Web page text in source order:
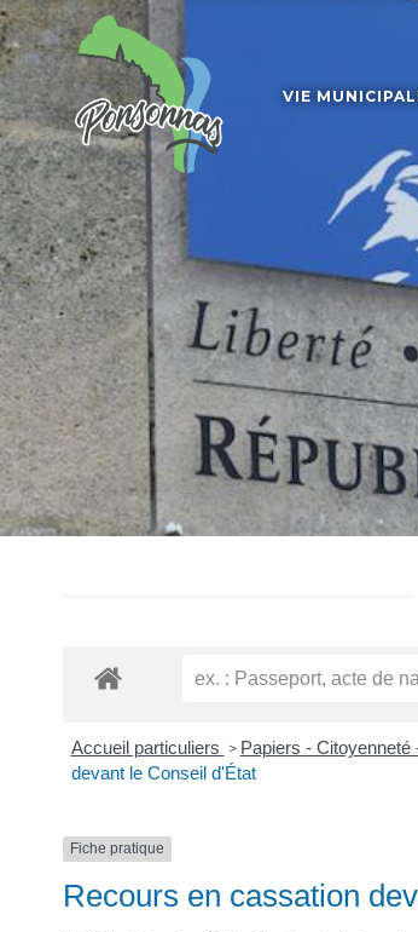
VIE
Accueil particuliers > Papiers - Citoyenneté
devant le Conseil d'État
Fiche pratique
Recours en cassation